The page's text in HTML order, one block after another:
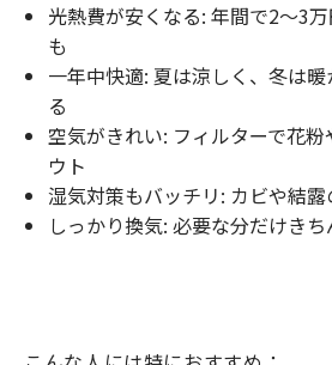
光熱費が安くなる: 年間で2〜3
も
一年中快適: 夏は涼しく、冬は暖
る
空気がきれい: フィルターで花
ウト
湿気対策もバッチリ: カビや結
しっかり換気: 必要な分だけき